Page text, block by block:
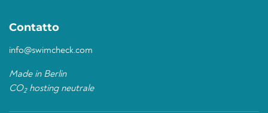
Contatto
info@swimcheck.com
Made in Berlin
CO2hosting neutrale